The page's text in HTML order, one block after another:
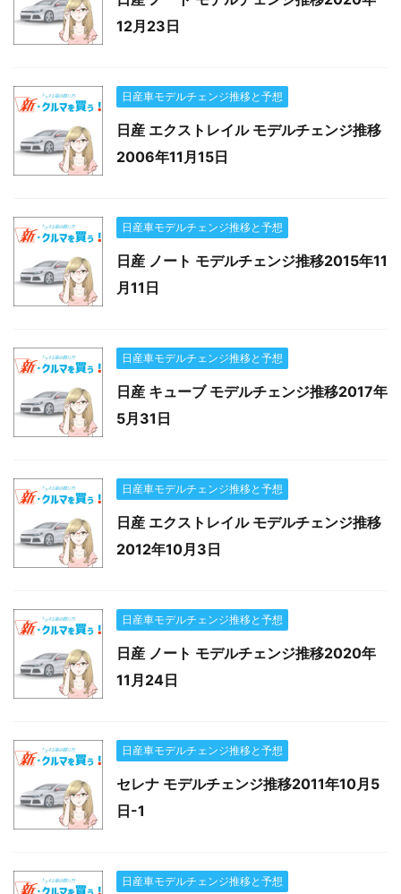
12月23日
日産車モデルチェンジ推移と予想
日産 エクストレイル モデルチェンジ推移
2006年11月15日
日産車モデルチェンジ推移と予想
日産 ノート モデルチェンジ推移2015年11
月11日
日産車モデルチェンジ推移と予想
日産 キューブ モデルチェンジ推移2017年
5月31日
日産車モデルチェンジ推移と予想
日産 エクストレイル モデルチェンジ推移
2012年10月3日
日産車モデルチェンジ推移と予想
日産 ノート モデルチェンジ推移2020年
11月24日
日産車モデルチェンジ推移と予想
セレナ モデルチェンジ推移2011年10月5
日-1
日産車モデルチェンジ推移と予想